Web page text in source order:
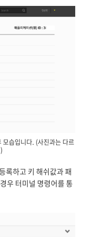
모습입니다. (사진과는 다르
록하고 키 해쉬값과 패
우 터미널 명령어를 통